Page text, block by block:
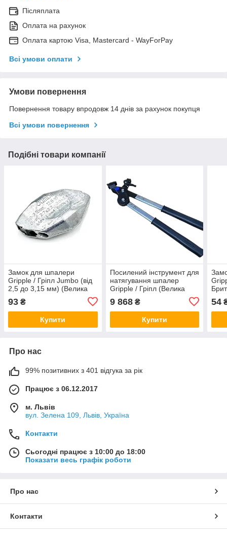
Післяплата
Оплата на рахунок
Оплата картою Visa, Mastercard - WayForPay
Всі умови оплати
Умови повернення
Повернення товару впродовж 14 днів за рахунок покупця
Всі умови повернення
Подібні товари компанії
Замок для шпалери
Gripple / Гріпл Jumbo (від
2,5 до 3,15 мм) (Велика
93 ₴
Купити
Посилений інструмент для
натягування шпалер
Gripple / Гріпл (Велика
9 868₴
Купити
54
Про нас
99% позитивних з 401 відгука за рік
Працює з 06.12.2017
м. Львів
вул. Зелена 109, Львів, Україна
Контакти
Сьогодні працює з 10:00 до 18:00
Показати весь графік роботи
Про нас
Контакти